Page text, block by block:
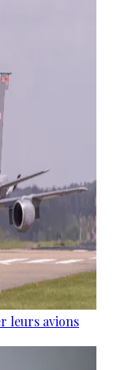
leurs avions